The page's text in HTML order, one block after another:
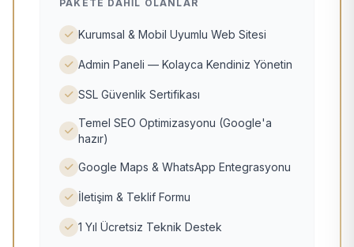
PAKETE DAHIL OLANLAR
Kurumsal & Mobil Uyumlu Web Sitesi
Admin Paneli — Kolayca Kendiniz Yönetin
SSL Güvenlik Sertifikası
Temel SEO Optimizasyonu (Google'a
hazır)
Google Maps & WhatsApp Entegrasyonu
İletişim & Teklif Formu
1 Yıl Ücretsiz Teknik Destek